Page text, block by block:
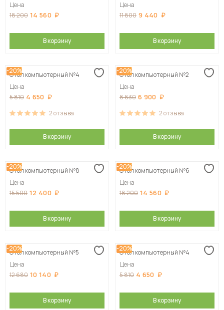
Цена
18 200 14 560
В корзину
Цена
11 800 9 440
В корзину
-20%
Стол компьютерный №4
Цена
5 810 4 650
2отзыва
В корзину
-20%
Стол компьютерный №2
Цена
8 630 6 900
2отзыва
В корзину
-20%
Стол компьютерный №8
Цена
15 500 12 400
В корзину
-20%
Стол компьютерный №6
Цена
18 200 14 560
В корзину
-20%
Стол компьютерный №5
Цена
12 680 10 140
В корзину
-20%
Стол компьютерный №4
Цена
5 810 4 650
В корзину